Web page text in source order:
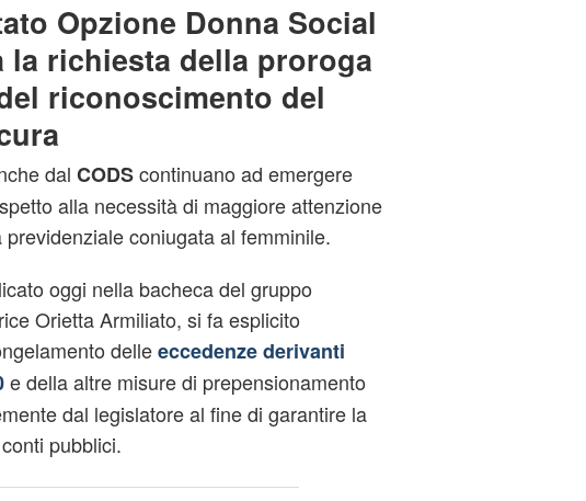
Opzione Donna Social
la richiesta della proroga
riconoscimento del
dal CODScontinuano ad emergere
alla necessità di maggiore attenzione
coniugata al femminile.
oggi nella bacheca del gruppo
Orietta Armiliato, si fa esplicito
delleeccedenze derivanti
e della altre misure di prepensionamento
dal legislatore al fine di garantire la
pubblici.